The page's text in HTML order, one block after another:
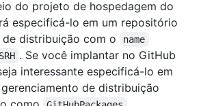
do projeto de hospedagem do
especificá-lo em um repositório
distribuição com o
name
. Se você implantar no GitHub
interessante especificá-lo em
de distribuição